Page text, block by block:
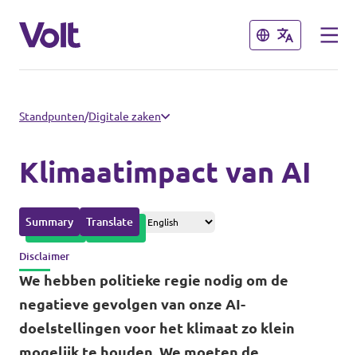
Sluiten
Afdelingen in de gemeenten
Volt Amsterdam
Volt Delft
...alle Volt gemeenten
Afdelingen in de provincies
Sluiten
Over Volt
Mensen
Nieuws
Standpunten/Digitale zaken
Klimaatimpact van AI
Summary Translate
Disclaimer
We hebben politieke regie nodig om de
negatieve gevolgen van onze AI-
doelstellingen voor het klimaat zo klein
mogelijk te houden. We moeten de